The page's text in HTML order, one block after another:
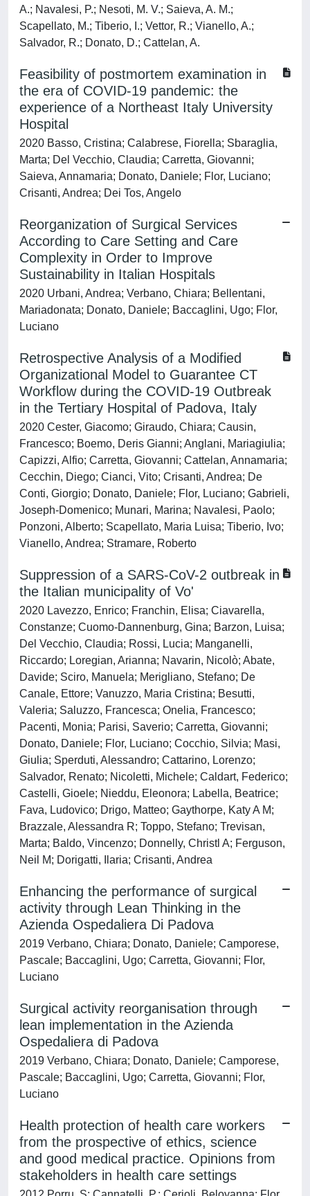
A.; Navalesi, P.; Nesoti, M. V.; Saieva, A. M.;
Scapellato, M.; Tiberio, I.; Vettor, R.; Vianello, A.;
Salvador, R.; Donato, D.; Cattelan, A.
Feasibility of postmortem examination in
the era of COVID-19 pandemic: the
experience of a Northeast Italy University
Hospital
2020 Basso, Cristina; Calabrese, Fiorella; Sbaraglia,
Marta; Del Vecchio, Claudia; Carretta, Giovanni;
Saieva, Annamaria; Donato, Daniele; Flor, Luciano;
Crisanti, Andrea; Dei Tos, Angelo
Reorganization of Surgical Services
According to Care Setting and Care
Complexity in Order to Improve
Sustainability in Italian Hospitals
2020 Urbani, Andrea; Verbano, Chiara; Bellentani,
Mariadonata; Donato, Daniele; Baccaglini, Ugo; Flor,
Luciano
Retrospective Analysis of a Modified
Organizational Model to Guarantee CT
Workflow during the COVID-19 Outbreak
in the Tertiary Hospital of Padova, Italy
2020 Cester, Giacomo; Giraudo, Chiara; Causin,
Francesco; Boemo, Deris Gianni; Anglani, Mariagiulia;
Capizzi, Alfio; Carretta, Giovanni; Cattelan, Annamaria;
Cecchin, Diego; Cianci, Vito; Crisanti, Andrea; De
Conti, Giorgio; Donato, Daniele; Flor, Luciano; Gabrieli,
Joseph-Domenico; Munari, Marina; Navalesi, Paolo;
Ponzoni, Alberto; Scapellato, Maria Luisa; Tiberio, Ivo;
Vianello, Andrea; Stramare, Roberto
Suppression of a SARS-CoV-2 outbreak in
the Italian municipality of Vo'
2020 Lavezzo, Enrico; Franchin, Elisa; Ciavarella,
Constanze; Cuomo-Dannenburg, Gina; Barzon, Luisa;
Del Vecchio, Claudia; Rossi, Lucia; Manganelli,
Riccardo; Loregian, Arianna; Navarin, Nicolò; Abate,
Davide; Sciro, Manuela; Merigliano, Stefano; De
Canale, Ettore; Vanuzzo, Maria Cristina; Besutti,
Valeria; Saluzzo, Francesca; Onelia, Francesco;
Pacenti, Monia; Parisi, Saverio; Carretta, Giovanni;
Donato, Daniele; Flor, Luciano; Cocchio, Silvia; Masi,
Giulia; Sperduti, Alessandro; Cattarino, Lorenzo;
Salvador, Renato; Nicoletti, Michele; Caldart, Federico;
Castelli, Gioele; Nieddu, Eleonora; Labella, Beatrice;
Fava, Ludovico; Drigo, Matteo; Gaythorpe, Katy A M;
Brazzale, Alessandra R; Toppo, Stefano; Trevisan,
Marta; Baldo, Vincenzo; Donnelly, Christl A; Ferguson,
Neil M; Dorigatti, Ilaria; Crisanti, Andrea
Enhancing the performance of surgical
activity through Lean Thinking in the
Azienda Ospedaliera Di Padova
2019 Verbano, Chiara; Donato, Daniele; Camporese,
Pascale; Baccaglini, Ugo; Carretta, Giovanni; Flor,
Luciano
Surgical activity reorganisation through
lean implementation in the Azienda
Ospedaliera di Padova
2019 Verbano, Chiara; Donato, Daniele; Camporese,
Pascale; Baccaglini, Ugo; Carretta, Giovanni; Flor,
Luciano
Health protection of health care workers
from the prospective of ethics, science
and good medical practice. Opinions from
stakeholders in health care settings